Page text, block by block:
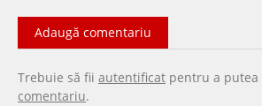
Adaugă comentariu
Trebuie să fii autentificat pentru a putea
comentariu.